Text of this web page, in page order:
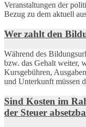
Veranstaltungen der
Bezug zu dem aktuell
Wer zahlt den
Während des
bzw. das Gehalt weiter,
Kursgebühren,
und Unterkunft müssen
Sind Kosten im
der Steuer